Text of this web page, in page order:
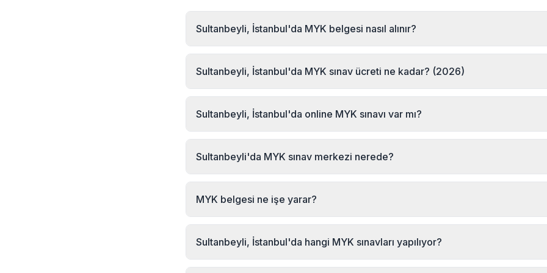
Sultanbeyli, İstanbul'da MYK belgesi nasıl alınır?
Sultanbeyli, İstanbul bölgesinde MYK belgesi almak için MYK Sınav Merkezi'ne
başvuru formu veya telefon (+90 232 489 22 27) ile iletişime geçerek sınav kaydınızı
Başvuru sonrası teorik ve performans sınavına girmeniz gerekmektedir.
Sultanbeyli, İstanbul'da MYK sınav ücreti ne kadar? (2026)
2026 yılı güncel Sultanbeyli, İstanbul MYK sınav ücretleri için MYK Sınav Merkezi ile
Telefon: +90 232 489 22 27
Sultanbeyli, İstanbul'da online MYK sınavı var mı?
Evet, MYK Sınav Merkezi Türkiye'de ilk online resmi MYK sınavı yapan kuruluştur.
dahil Türkiye'nin her yerinden online olarak MYK mesleki yeterlilik sınavına girebilirsiniz.
online yapılabilirken, performans sınavı sınav merkezinde gerçekleştirilir.
Sultanbeyli'da MYK sınav merkezi nerede?
MYK Sınav Merkezi sınav merkezi İsmet Kaptan Mahallesi Şair Eşref Bulvarı No:27/2
adresinde bulunmaktadır. Sultanbeyli, İstanbul bölgesindeki adaylar hem merkeze
sınav seçeneğini kullanarak sınavlarına katılabilir. Detaylı bilgi: +90 232 489 22 27
MYK belgesi ne işe yarar?
MYK Mesleki Yeterlilik Belgesi, bireylerin belirli bir meslekte ulusal standartlara uygun
olduğunu kanıtlayan resmi bir belgedir. Bazı mesleklerde (emlak danışmanlığı, güzellik
çalışabilmek için zorunludur. Belge 5 yıl geçerlidir ve uluslararası tanınırlığa sahiptir.
Sultanbeyli, İstanbul'da hangi MYK sınavları yapılıyor?
MYK Sınav Merkezi olarak Sultanbeyli, İstanbul bölgesinde şu yeterliliklerde MYK